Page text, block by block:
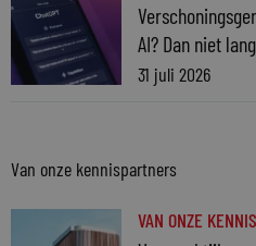
AI? Dan niet
31 juli 2026
Van onze kennispartners
VAN ONZE